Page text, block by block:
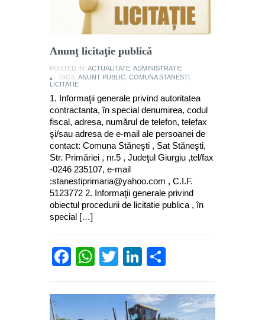
Anunţ licitaţie publică
POSTED IN: ACTUALITATE ADMINISTRATIE
TAGS: ANUNT PUBLIC COMUNA STANESTI
LICITATIE
1. Informaţii generale privind autoritatea
contractanta, în special denumirea, codul
fiscal, adresa, numărul de telefon, telefax
şi/sau adresa de e-mail ale persoanei de
contact: Comuna Stăneşti , Sat Stăneşti,
Str. Primăriei , nr.5 , Judeţul Giurgiu ,tel/fax
-0246 235107, e-mail
:stanestiprimaria@yahoo.com , C.I.F.
5123772 2. Informaţii generale privind
obiectul procedurii de licitatie publica , în
special […]
Facebook
WhatsApp
TwitterLinkedIn